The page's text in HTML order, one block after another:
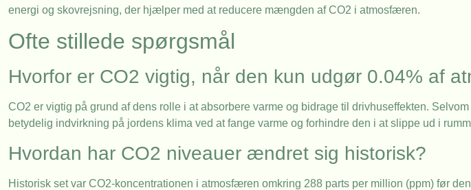
energi og skovrejsning, der hjælper med at reducere mængden af CO2 i atmosfæren.
Ofte stillede spørgsmål
Hvorfor er CO2 vigtig, når den kun udgør 0.04% af
CO2 er vigtig på grund af dens rolle i at absorbere varme og bidrage til drivhuseffekten.
betydelig indvirkning på jordens klima ved at fange varme og forhindre den i at slippe ud i
Hvordan har CO2 niveauer ændret sig historisk?
Historisk set var CO2-koncentrationen i atmosfæren omkring 288 parts per million (ppm) før